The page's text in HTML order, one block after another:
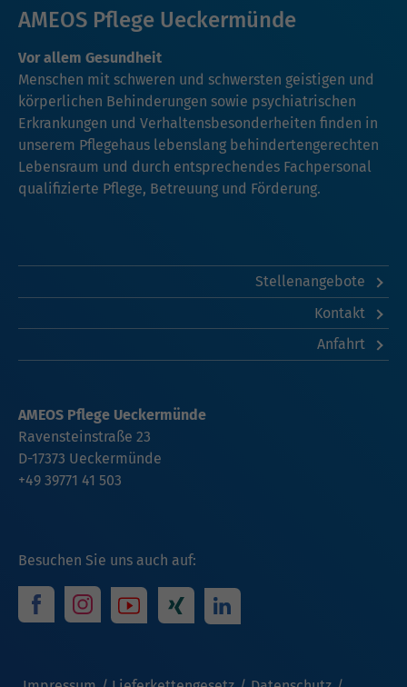
AMEOS Pflege Ueckermünde
Vor allem Gesundheit
Menschen mit schweren und schwersten geistigen und
körperlichen Behinderungen sowie psychiatrischen
Erkrankungen und Verhaltensbesonderheiten finden in
unserem Pflegehaus lebenslang behindertengerechten
Lebensraum und durch entsprechendes Fachpersonal
qualifizierte Pflege, Betreuung und Förderung.
Stellenangebote
Kontakt
Anfahrt
Besuchen Sie uns auch auf:
AMEOS Pflege Ueckermünde
Ravensteinstraße 23
D-17373 Ueckermünde
+49 39771 41 503